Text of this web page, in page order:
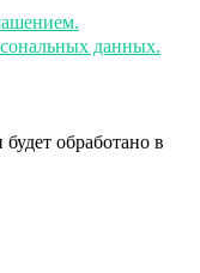
данных.
обработано в